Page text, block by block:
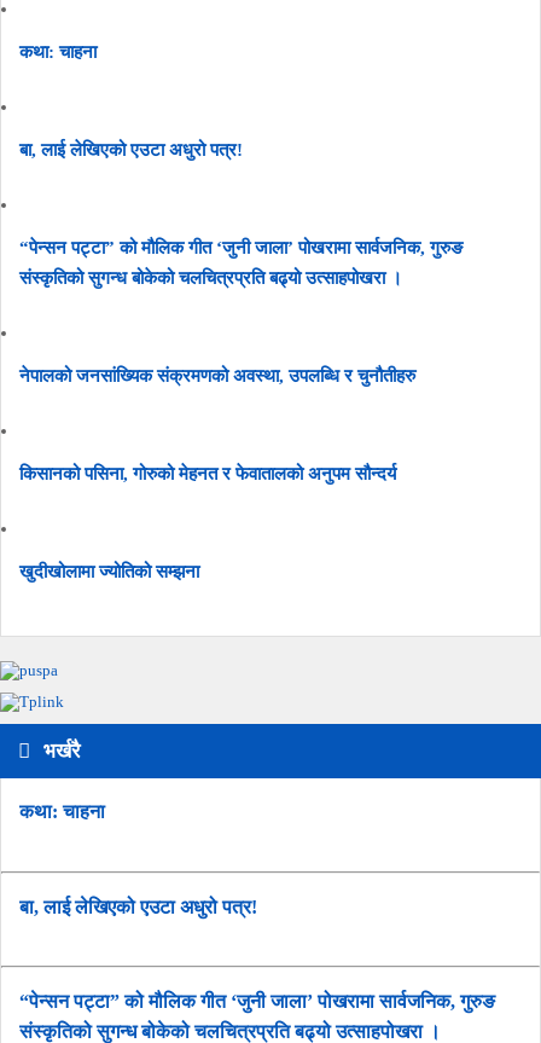
कथा: चाहना
बा, लाई लेखिएको एउटा अधुरो पत्र!
“पेन्सन पट्टा” को मौलिक गीत ‘जुनी जाला’ पोखरामा सार्वजनिक, गुरुङ
संस्कृतिको सुगन्ध बोकेको चलचित्रप्रति बढ्यो उत्साहपोखरा ।
नेपालको जनसांख्यिक संक्रमणको अवस्था, उपलब्धि र चुनौतीहरु
किसानको पसिना, गोरुको मेहनत र फेवातालको अनुपम सौन्दर्य
खुदीखोलामा ज्योतिको सम्झना
भर्खरै
कथा: चाहना
बा, लाई लेखिएको एउटा अधुरो पत्र!
“पेन्सन पट्टा” को मौलिक गीत ‘जुनी जाला’ पोखरामा सार्वजनिक, गुरुङ
संस्कृतिको सुगन्ध बोकेको चलचित्रप्रति बढ्यो उत्साहपोखरा ।